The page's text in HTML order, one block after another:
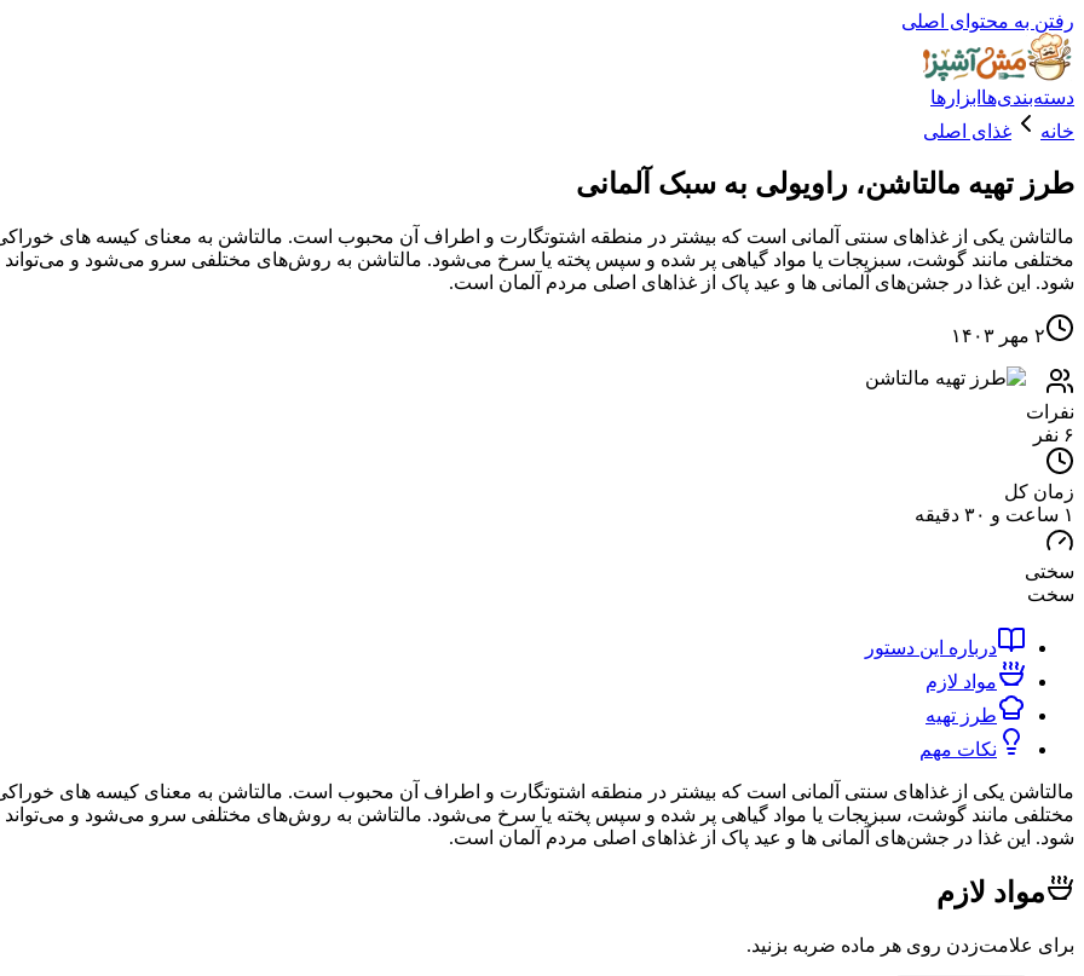
رفتن به محتوای اصلی
دسته‌بندی‌ها ابزارها
خانه
غذای اصلی
طرز تهیه مالتاشن، راویولی به سبک آلمانی
مالتاشن یکی از غذاهای سنتی آلمانی است که بیشتر در منطقه اشتوتگارت و اطراف آن محبوب است. مالتاشن به معنای کیسه های
مختلفی مانند گوشت، سبزیجات یا مواد گیاهی پر شده و سپس پخته یا سرخ می‌شود. مالتاشن به روش‌های مختلفی سرو می‌شود و
شود. این غذا در جشن‌های آلمانی ها و عید پاک از غذاهای اصلی مردم آلمان است.
۲ مهر ۱۴۰۳
نفرات
۶ نفر
زمان کل
۱ ساعت و ۳۰ دقیقه
سختی
سخت
درباره این دستور
مواد لازم
طرز تهیه
نکات مهم
مالتاشن یکی از غذاهای سنتی آلمانی است که بیشتر در منطقه اشتوتگارت و اطراف آن محبوب است. مالتاشن به معنای کیسه های
مختلفی مانند گوشت، سبزیجات یا مواد گیاهی پر شده و سپس پخته یا سرخ می‌شود. مالتاشن به روش‌های مختلفی سرو می‌شود و
شود. این غذا در جشن‌های آلمانی ها و عید پاک از غذاهای اصلی مردم آلمان است.
مواد لازم
برای علامت‌زدن روی هر ماده ضربه بزنید.